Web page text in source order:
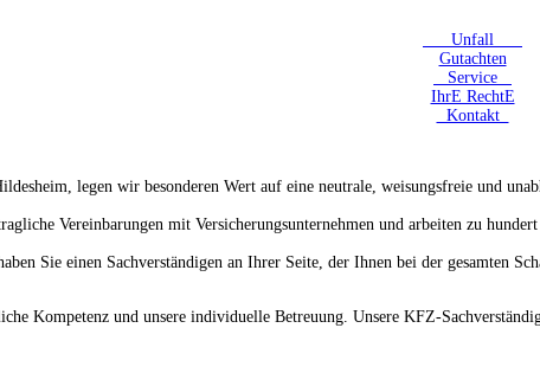
Unfall
Gutachten
Service
IhrE RechtE
Kontakt
legen wir besonderen Wert auf eine neutrale, weisungsfreie und
Vereinbarungen mit Versicherungsunternehmen und arbeiten zu
Sie einen Sachverständigen an Ihrer Seite, der Ihnen bei der gesamten
Kompetenz und unsere individuelle Betreuung. Unsere KFZ-